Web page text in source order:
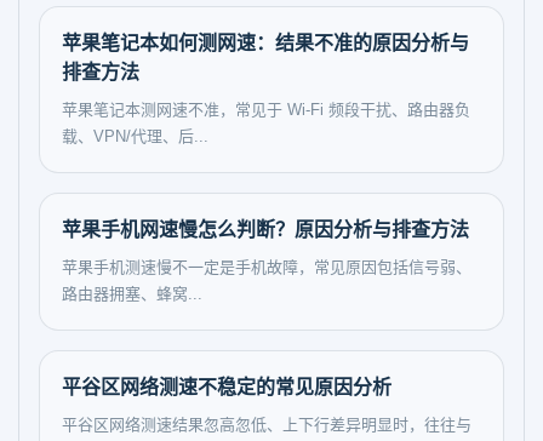
苹果笔记本如何测网速：结果不准的原因分析与
排查方法
苹果笔记本测网速不准，常见于 Wi‑Fi 频段干扰、路由器负
载、VPN/代理、后...
苹果手机网速慢怎么判断？原因分析与排查方法
苹果手机测速慢不一定是手机故障，常见原因包括信号弱、
路由器拥塞、蜂窝...
平谷区网络测速不稳定的常见原因分析
平谷区网络测速结果忽高忽低、上下行差异明显时，往往与